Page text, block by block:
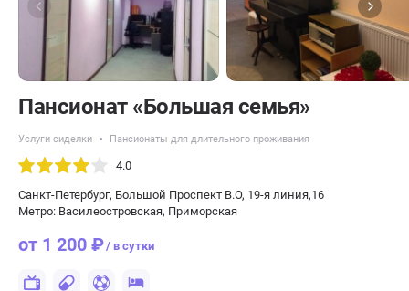
Пансионат «Большая семья»
Услуги сиделки Пансионаты для длительного проживания
4.0
Санкт-Петербург, Большой Проспект В.О, 19-я линия,16
Метро: Василеостровская, Приморская
от 1 200 ₽/ в сутки